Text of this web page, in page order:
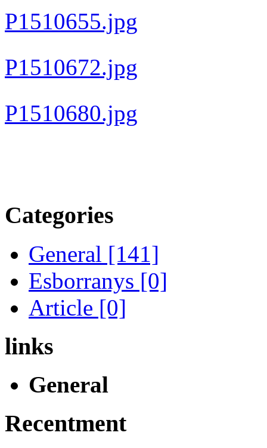
P1510655.jpg
P1510672.jpg
P1510680.jpg
Categories
General [141]
Esborranys [0]
Article [0]
links
General
Recentment